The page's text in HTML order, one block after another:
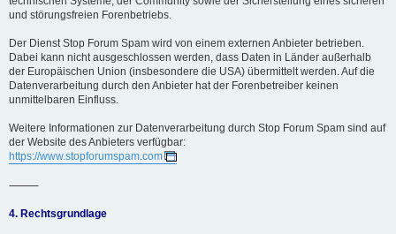
und störungsfreien Forenbetriebs.
Der Dienst Stop Forum Spam wird von einem externen Anbieter betrieben.
Dabei kann nicht ausgeschlossen werden, dass Daten in Länder außerhalb
der Europäischen Union (insbesondere die USA) übermittelt werden. Auf die
Datenverarbeitung durch den Anbieter hat der Forenbetreiber keinen
unmittelbaren Einfluss.
Weitere Informationen zur Datenverarbeitung durch Stop Forum Spam sind auf
der Website des Anbieters verfügbar:
https://www.stopforumspam.com
⸻
4. Rechtsgrundlage